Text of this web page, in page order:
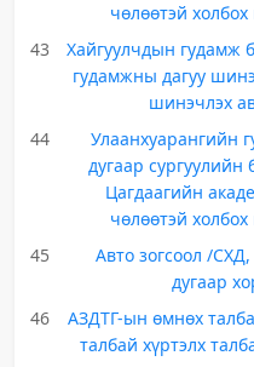
чөлөөтэй
43
Хайгуулчдын гудамж
гудамжны дагуу
шинэчлэх
44
Улаанхуарангийн
дугаар сургуулийн
Цагдаагийн
чөлөөтэй
45
Авто зогсоол /
дугаар
46
АЗДТГ-ын өмнөх
талбай хүртэлх